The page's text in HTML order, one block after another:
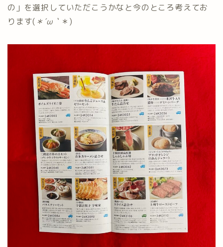
の」を選択していただこうかなと今のところ考えてお
ります( ＊´ω｀ ＊)